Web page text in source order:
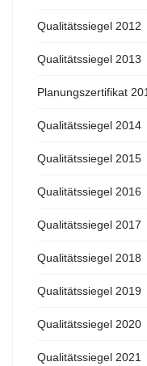
Qualitätssiegel 2012
Qualitätssiegel 2013
Planungszertifikat
Qualitätssiegel 2014
Qualitätssiegel 2015
Qualitätssiegel 2016
Qualitätssiegel 2017
Qualitätssiegel 2018
Qualitätssiegel 2019
Qualitätssiegel 2020
Qualitätssiegel 2021